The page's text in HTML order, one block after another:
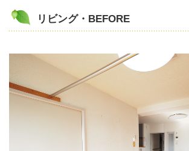
リビング・BEFORE